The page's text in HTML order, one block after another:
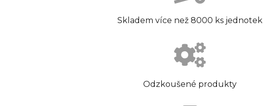
Skladem více než 8000 ks jednotek
Odzkoušené produkty